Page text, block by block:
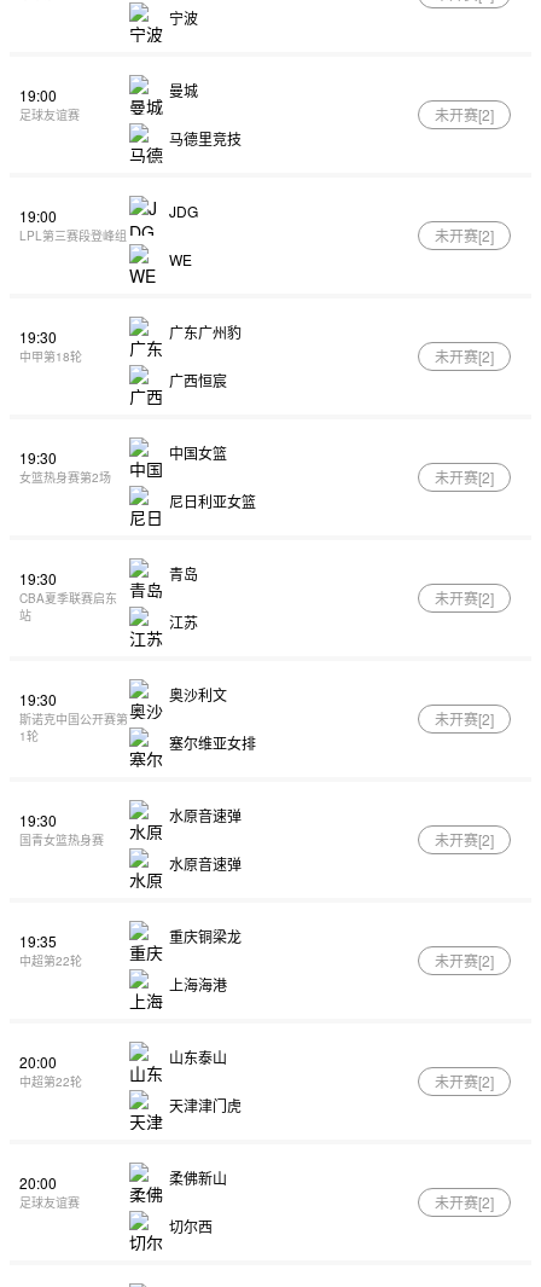
宁波
19:00
足球友谊赛
曼城
马德里竞技
未开赛[2]
19:00
LPL第三赛段登峰组
JDG
WE
未开赛[2]
19:30
中甲第18轮
广东广州豹
广西恒宸
未开赛[2]
19:30
女篮热身赛第2场
中国女篮
尼日利亚女篮
未开赛[2]
19:30
CBA夏季联赛启东
站
青岛
江苏
未开赛[2]
19:30
斯诺克中国公开赛第
1轮
奥沙利文
塞尔维亚女排
未开赛[2]
19:30
国青女篮热身赛
水原音速弹
水原音速弹
未开赛[2]
19:35
中超第22轮
重庆铜梁龙
上海海港
未开赛[2]
20:00
中超第22轮
山东泰山
天津津门虎
未开赛[2]
20:00
足球友谊赛
柔佛新山
切尔西
未开赛[2]